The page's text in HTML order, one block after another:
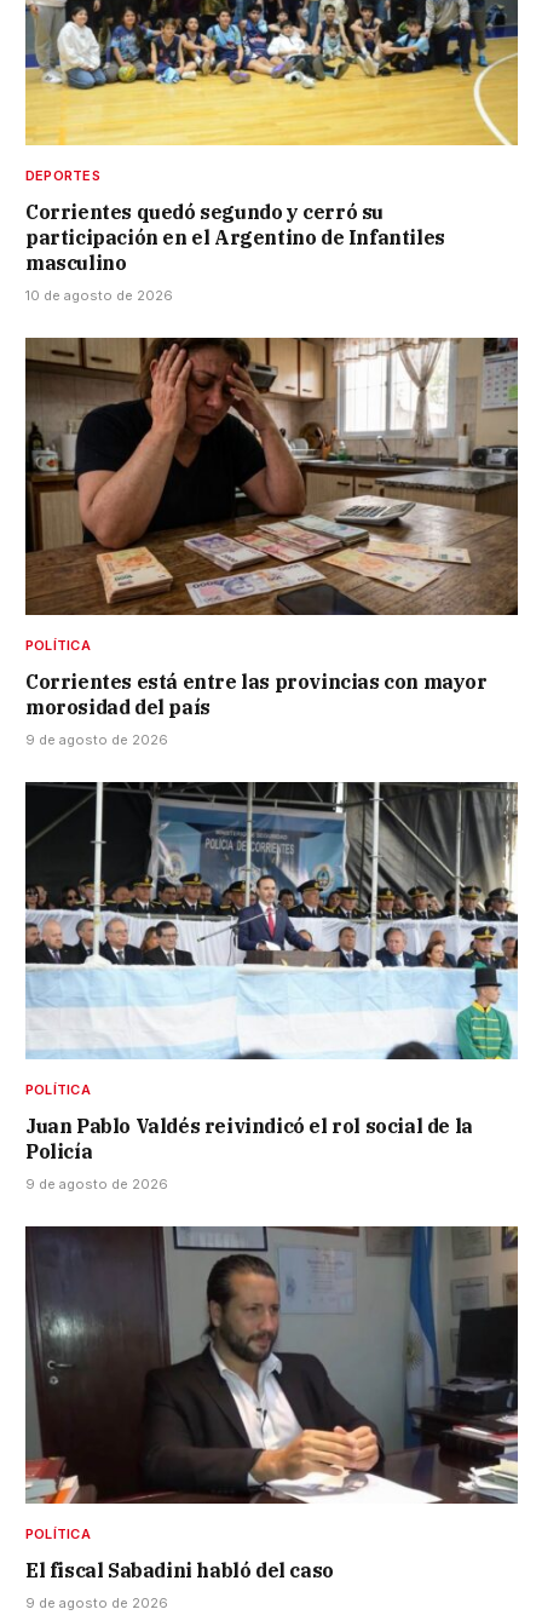
DEPORTES
Corrientes quedó segundo y cerró su
participación en el Argentino de Infantiles
masculino
10 de agosto de 2026
POLÍTICA
Corrientes está entre las provincias con mayor
morosidad del país
9 de agosto de 2026
POLÍTICA
Juan Pablo Valdés reivindicó el rol social de la
Policía
9 de agosto de 2026
POLÍTICA
El fiscal Sabadini habló del caso
9 de agosto de 2026